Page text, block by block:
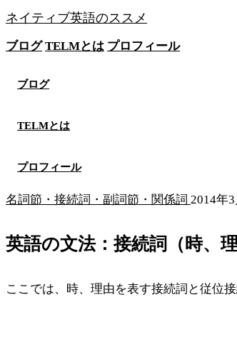
ネイティブ英語のススメ
ブログ TELMとは プロフィール
ブログ
TELMとは
プロフィール
名詞節・接続詞・副詞節・関係詞 2014年3
英語の文法：接続詞（時、
ここでは、時、理由を表す接続詞と従位